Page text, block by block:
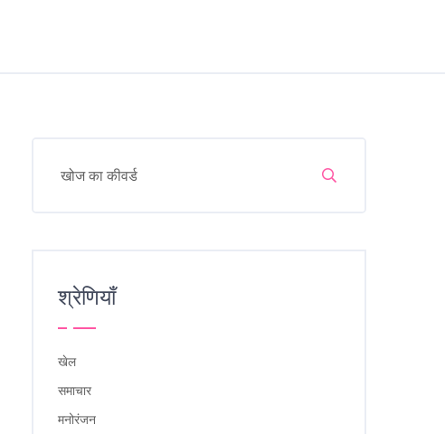
श्रेणियाँ
खेल
समाचार
मनोरंजन